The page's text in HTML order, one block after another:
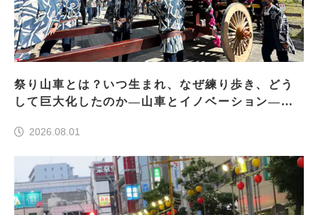
祭り山車とは？いつ生まれ、なぜ練り歩き、どう
して巨大化したのか―山車とイノベーション―＜
2026.08.01